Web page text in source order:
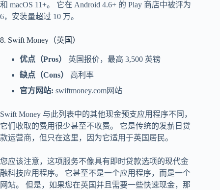
和 macOS 11+。 它在 Android 4.6+ 的 Play 商店中被评为
6，安装量超过 10 万。
8. Swift Money（英国）
优点（Pros）
英国报价，最高 3,500 英镑
缺点（Cons） 高利率
官方网站: swiftmoney.com网站
Swift Money 与此列表中的其他现金预支应用程序不同，
它们收取的费用很少甚至不收费。 它是传统的发薪日贷
款运营商，但只在这里，因为它适用于英国居民。
您应该注意，这项服务不像具有即时贷款选项的现代金
融科技应用程序。 它甚至不是一个应用程序，而是一个
网站。 但是，如果您在英国并且需要一些快速现金，那